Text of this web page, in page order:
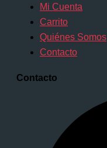
Mi Cuenta
Carrito
Quiénes Somos
Contacto
Contacto